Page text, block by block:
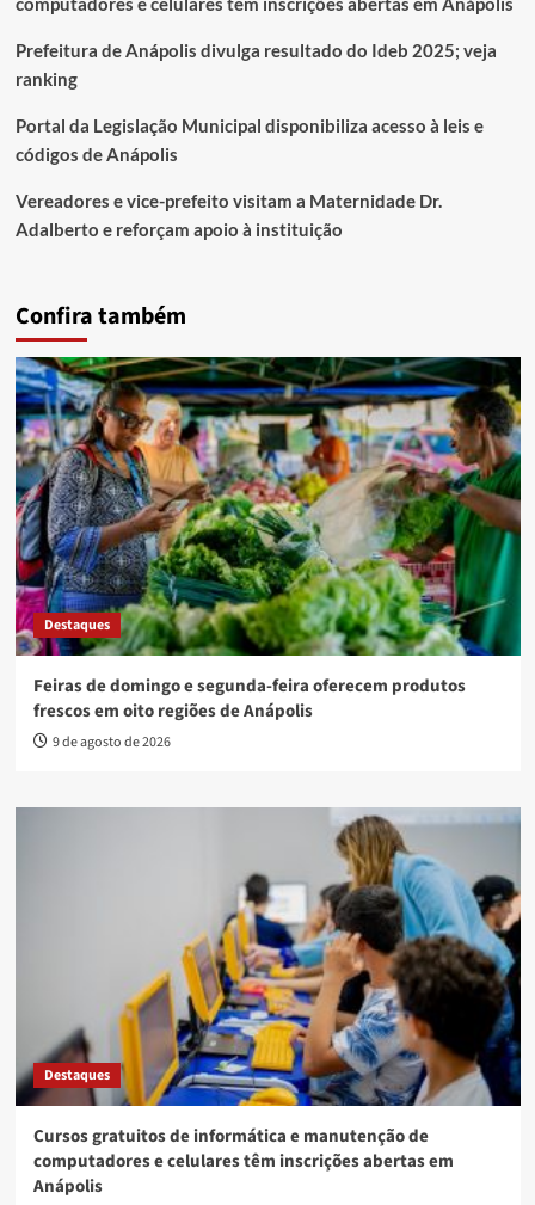
Prefeitura de Anápolis divulga resultado do Ideb 2025; veja
ranking
Portal da Legislação Municipal disponibiliza acesso à leis e
códigos de Anápolis
Vereadores e vice-prefeito visitam a Maternidade Dr.
Adalberto e reforçam apoio à instituição
Confira também
Destaques
Feiras de domingo e segunda-feira oferecem produtos
frescos em oito regiões de Anápolis
9 de agosto de 2026
Destaques
Cursos gratuitos de informática e manutenção de
computadores e celulares têm inscrições abertas em
Anápolis